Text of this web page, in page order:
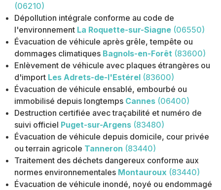
(06210)
Dépollution intégrale conforme au code de
l'environnement La Roquette-sur-Siagne (06550)
Évacuation de véhicule après grêle, tempête ou
dommages climatiques Bagnols-en-Forêt (83600)
Enlèvement de véhicule avec plaques étrangères ou
d'import Les Adrets-de-l'Estérel (83600)
Évacuation de véhicule ensablé, embourbé ou
immobilisé depuis longtemps Cannes (06400)
Destruction certifiée avec traçabilité et numéro de
suivi officiel Puget-sur-Argens (83480)
Évacuation de véhicule depuis domicile, cour privée
ou terrain agricole Tanneron (83440)
Traitement des déchets dangereux conforme aux
normes environnementales Montauroux (83440)
Évacuation de véhicule inondé, noyé ou endommagé